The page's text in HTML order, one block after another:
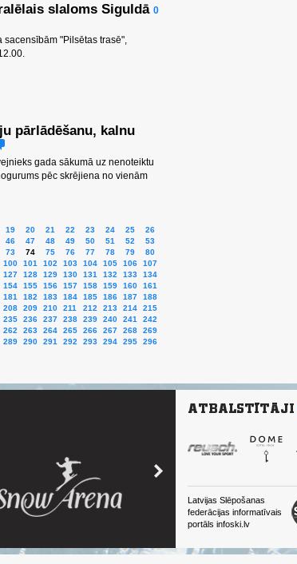
slaloms Siguldā 0
"Pilsētas trasē",
pārlādēšanu, kalnu
gada sākumā uz nenoteiktu
pēc skrējiena no vienām
19 20 21 22 23 24 25
26
46 47 48 49 50 51 52
53
73 74 75 76 77 78 79
80
100 101 102 103 104 105 106
107
127 128 129 130 131 132 133
134
154 155 156 157 158 159 160
161
181 182 183 184 185 186 187
188
208 209 210 211 212 213 214
215
235 236 237 238 239 240 241
242
262 263 264 265 266 267 268
269
289 290 291 292 293 294 295
296
Latvijas Slēpošanas
federācijas informatīvais
portāls infoski.lv